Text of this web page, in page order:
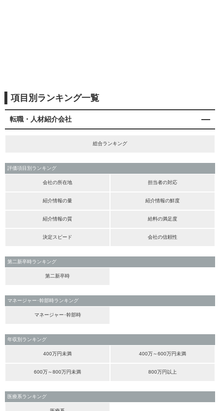
項目別ランキング一覧
転職・人材紹介会社
総合ランキング
評価項目別ランキング
会社の所在地 担当者の対応
紹介情報の量 紹介情報の鮮度
紹介情報の質 給料の満足度
決定スピード 会社の信頼性
第二新卒時ランキング
第二新卒時
マネージャー･幹部時ランキング
マネージャー･幹部時
年収別ランキング
400万円未満 400万～600万円未満
600万～800万円未満 800万円以上
医療系ランキング